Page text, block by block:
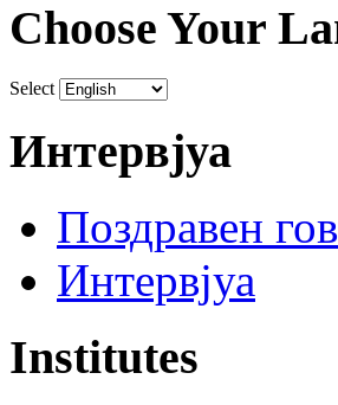
Choose Your
Select
Интервјуа
Поздравен
Интервјуа
Institutes